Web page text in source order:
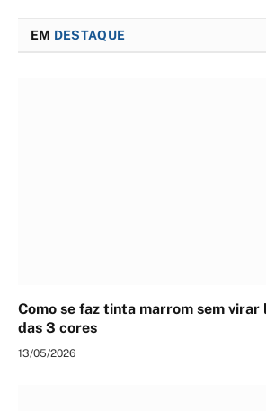
EM DESTAQUE
Como se faz tinta marrom sem virar
das 3 cores
13/05/2026